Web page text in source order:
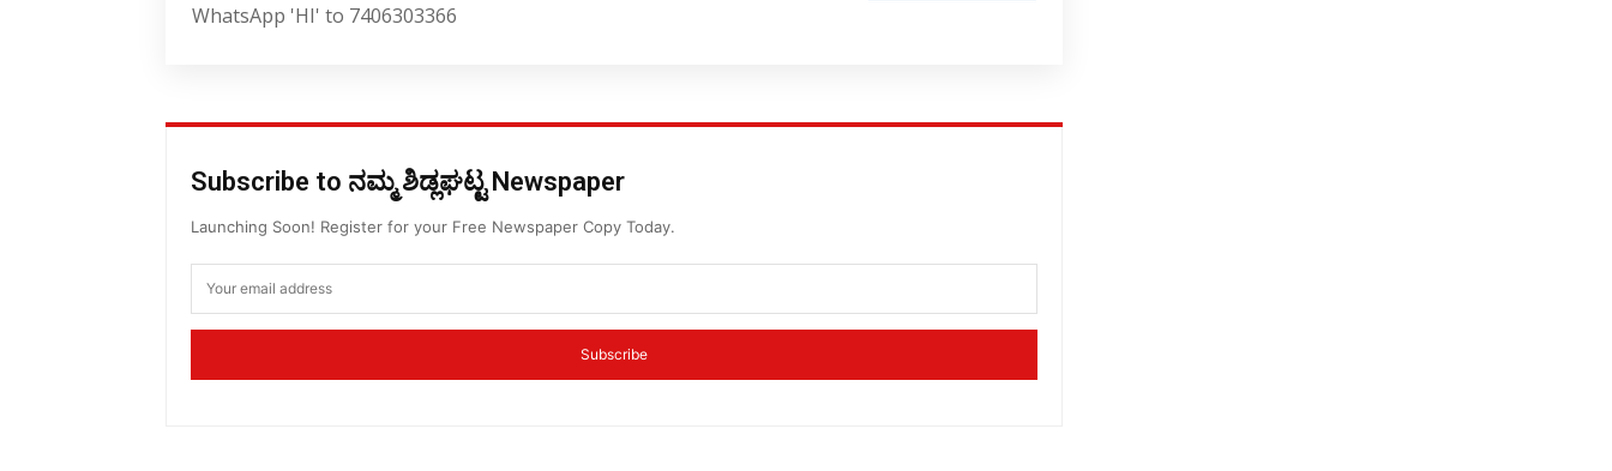
WhatsApp 'HI' to 7406303366
Subscribe to ನಮ್ಮ ಶಿಡ್ಲಘಟ್ಟ Newspaper
Launching Soon! Register for your Free Newspaper Copy Today.
Subscribe